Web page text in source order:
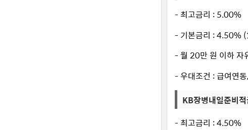
- 최고금리 : 5.00%
- 기본금리 : 4.50%
- 월 20만 원 이하 자
- 우대조건 : 급여연
KB장병내일준비
- 최고금리 : 4.50%